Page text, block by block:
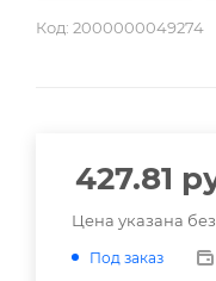
Код: 2000000049274
427.81
Цена указана
Под заказ